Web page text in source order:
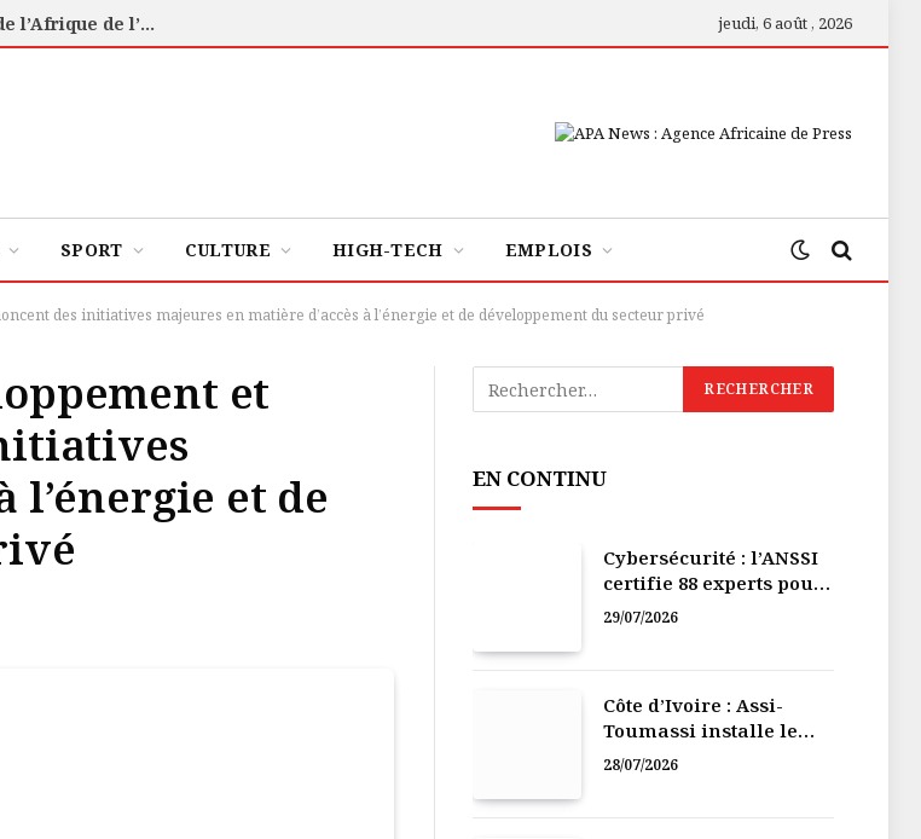
Eau : Abidjan accueillera le premier Forum régional de l’Eau de l’Afrique de l’Ouest jeudi, 6 août , 2026
SPORT CULTURE HIGH-TECH EMPLOIS
des initiatives majeures en matière d’accès à l’énergie et de développement du secteur privé
et
l’énergie et de
EN CONTINU
Cybersécurité : l’ANSSI
certifie 88 experts pour
renforcer la défense
29/07/2026
Côte d’Ivoire : Assi-
Toumassi installe le
bureau exécutif de sa
28/07/2026